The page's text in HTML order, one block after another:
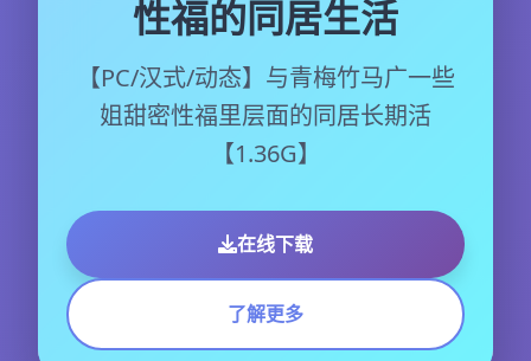
性福的同居生活
【PC/汉式/动态】与青梅竹马广一些
姐甜密性福里层面的同居长期活
【1.36G】
在线下载
了解更多